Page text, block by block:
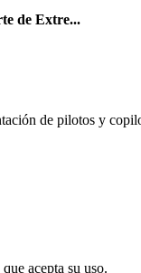
de Extre...
de pilotos y
acepta su uso.